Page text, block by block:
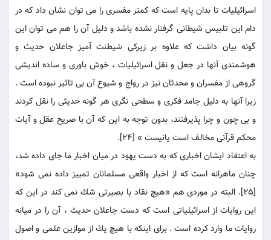
اسرائيليات تا بدان پايه است كه كمتر مفسرى را می توان نشان داد كه در
دام اين تلبيس شيطانى گرفتار نشده باشد و دليل آن را هم می توان اين
گونه بيان داشت كه علاوه بر زيركى شيطنت آميز جاعلان حديث و
هوشمندى آنها در جعل و نقل اسرائيليات ، خوش باورى و ساده انديشى
گروهى از مفسران و محدثان نيز در رواج و شيوع آن بی تاثير نبوده است .
زيرا آنها به دليل جامد فكرى و سطحى نگرى هر گونه حديثى را نقل كردند
و بى چون و چرا پذيرفتند، بدون توجه به اين كه آن با صريح عقل و آيات
محكم قرآنى مخالف است يانيست » [24].
به اعتقاد ايشان اخبارى كه به دست يهود در ميان اخبار ما جاى داده شد،
چنان ماهرانه است كه از اخبار واقعى مسلمانان تمييز داده نمی شود»
[25]. البته در موردى هم «هيچ نقاد با بصيرتى شك نمی كند در اين كه
اين روايات از اسرائيلياتى است كه دست جاعلان حديث ، آن را در ميانه
روايات ما وارد كرده است . براى اينكه با هيچ يك از موازين علمى و اصول